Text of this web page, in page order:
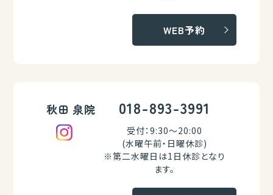
WEB予約
秋田 泉院 018-893-3991
受付：9:30～20:00
(水曜午前・日曜休診)
※第二水曜日は1日休診となり
ます。